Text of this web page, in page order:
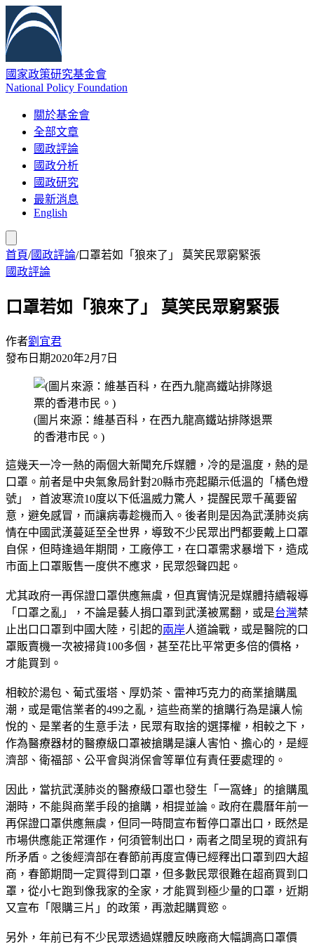
國家政策研究基金會
National Policy Foundation
關於基金會
全部文章
國政評論
國政分析
國政研究
最新消息
English
首頁/國政評論/口罩若如「狼來了」 莫笑民眾窮緊張
國政評論
口罩若如「狼來了」 莫笑民眾窮緊張
作者劉宜君
發布日期2020年2月7日
(圖片來源：維基百科，在西九龍高鐵站排隊退票
的香港市民。)
這幾天一冷一熱的兩個大新聞充斥媒體，冷的是溫度，熱的是
口罩。前者是中央氣象局針對20縣市亮起顯示低溫的「橘色燈
號」，首波寒流10度以下低溫威力驚人，提醒民眾千萬要留
意，避免感冒，而讓病毒趁機而入。後者則是因為武漢肺炎病
情在中國武漢蔓延至全世界，導致不少民眾出門都要戴上口罩
自保，但時逢過年期間，工廠停工，在口罩需求暴增下，造成
市面上口罩販售一度供不應求，民眾怨聲四起。
尤其政府一再保證口罩供應無虞，但真實情況是媒體持續報導
「口罩之亂」，不論是藝人捐口罩到武漢被罵翻，或是台灣禁
止出口口罩到中國大陸，引起的兩岸人道論戰，或是醫院的口
罩販賣機一次被掃貨100多個，甚至花比平常更多倍的價格，
才能買到。
相較於湯包、葡式蛋塔、厚奶茶、雷神巧克力的商業搶購風
潮，或是電信業者的499之亂，這些商業的搶購行為是讓人愉
悅的、是業者的生意手法，民眾有取捨的選擇權，相較之下，
作為醫療器材的醫療級口罩被搶購是讓人害怕、擔心的，是經
濟部、衛福部、公平會與消保會等單位有責任要處理的。
因此，當抗武漢肺炎的醫療級口罩也發生「一窩蜂」的搶購風
潮時，不能與商業手段的搶購，相提並論。政府在農曆年前一
再保證口罩供應無虞，但同一時間宣布暫停口罩出口，既然是
市場供應能正常運作，何須管制出口，兩者之間呈現的資訊有
所矛盾。之後經濟部在春節前再度宣傳已經釋出口罩到四大超
商，春節期間一定買得到口罩，但多數民眾很難在超商買到口
罩，從小七跑到像我家的全家，才能買到極少量的口罩，近期
又宣布「限購三片」的政策，再激起購買慾。
另外，年前已有不少民眾透過媒體反映廠商大幅調高口罩價